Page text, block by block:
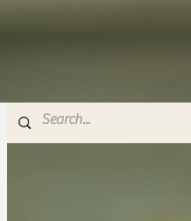
Utvalgt innlegg